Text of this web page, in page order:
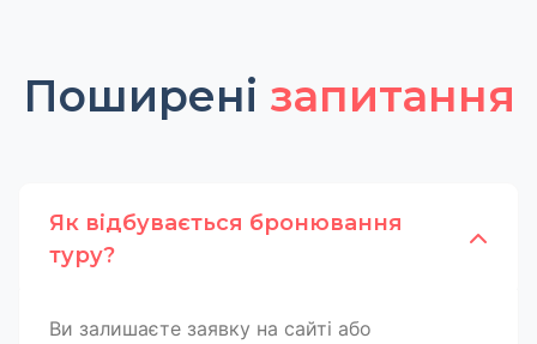
Поширені запитання
Як відбувається бронювання
туру?
Ви залишаєте заявку на сайті або